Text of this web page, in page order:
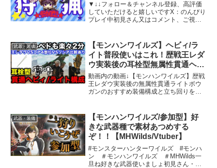
▼↓↓フォロー＆チャンネル登録、高評価
していただけると嬉しいですX：のんびり
プレイ中初見さん又はコメント、ご視聴
法＊参加型の際はご新規さん常連さんと
もにコメント...
武器・装備
【モンハンワイルズ】ヘビィ/ラ
イト普段使いはこれ！歴戦王レダ
ウ実装後の耳栓型無属性貫通ヘビ
ィ/ライトボウガンおすすめ装備
構成を解説！【最強装備/機関竜
弾/テンプレ/モンスターハンター
動画内の動画↓【モンハンワイルズ】歴戦
王レダウ実装後の無属性貫通ライトボウ
ガンのおすすめ装備構成と立ち回りを解
すすめ装備構成と立ち回りを解説！モン
ハンワイルズの動画再生...
武器・装備
【モンハンワイルズ/参加型】好
きな武器種で素材あつめする
ぞ！！【MHWilds/Vtuber】
#モンスターハンターワイルズ #モンハ
ン ＃モンハンワイルズ ＃MHWilds一
旦ね好きな武器使いましょ初見さん・コ